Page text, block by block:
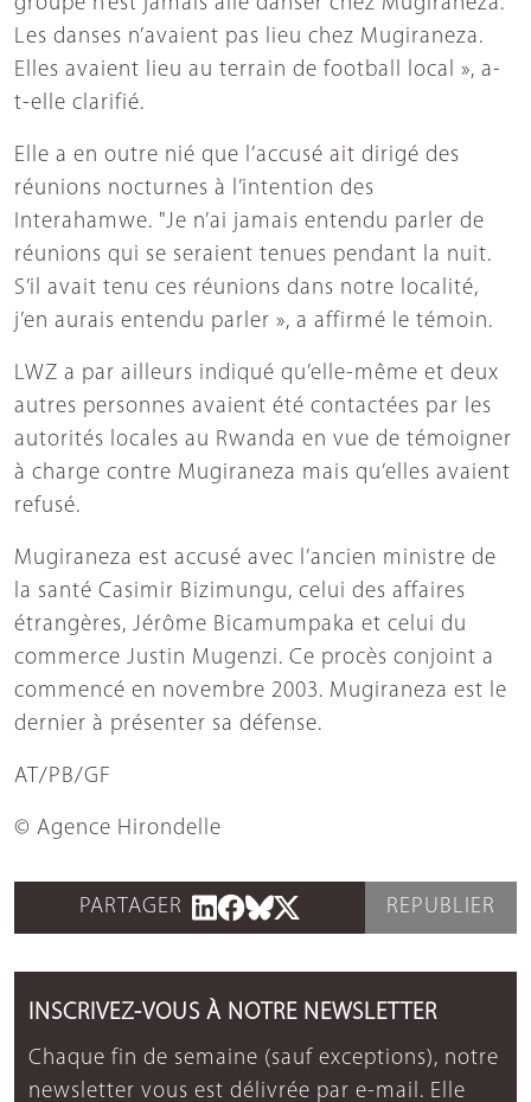
Les danses n’avaient pas lieu chez Mugiraneza.
Elles avaient lieu au terrain de football local », a-
t-elle clarifié.
Elle a en outre nié que l’accusé ait dirigé des
réunions nocturnes à l’intention des
Interahamwe. "Je n’ai jamais entendu parler de
réunions qui se seraient tenues pendant la nuit.
S’il avait tenu ces réunions dans notre localité,
j’en aurais entendu parler », a affirmé le témoin.
LWZ a par ailleurs indiqué qu’elle-même et deux
autres personnes avaient été contactées par les
autorités locales au Rwanda en vue de témoigner
à charge contre Mugiraneza mais qu’elles avaient
refusé.
Mugiraneza est accusé avec l’ancien ministre de
la santé Casimir Bizimungu, celui des affaires
étrangères, Jérôme Bicamumpaka et celui du
commerce Justin Mugenzi. Ce procès conjoint a
commencé en novembre 2003. Mugiraneza est le
dernier à présenter sa défense.
AT/PB/GF
© Agence Hirondelle
PARTAGER REPUBLIER
INSCRIVEZ-VOUS À NOTRE NEWSLETTER
Chaque fin de semaine (sauf exceptions), notre
newsletter vous est délivrée par e-mail. Elle